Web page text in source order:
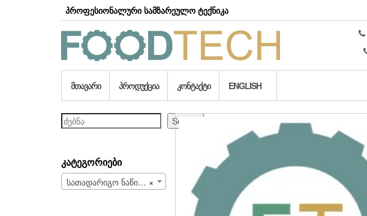
პროფესიონალური სამზარეულო ტექნიკა
ᲛᲗᲐᲕᲐᲠᲘ ᲞᲠᲝᲓᲣᲥᲪᲘᲐ ᲙᲝᲜᲢᲐᲥᲢᲘ ENGLISH
ძებნა Search
ᲙᲐᲢᲔᲒᲝᲠᲘᲔᲑᲘ
×
სათადარიგო ნაწილები და სახარჯი მასალები (708)